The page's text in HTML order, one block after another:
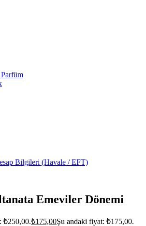
Bilgileri (Havale / EFT)
Emeviler Dönemi
₺250,00.₺175,00Şu andaki fiyat: ₺175,00.